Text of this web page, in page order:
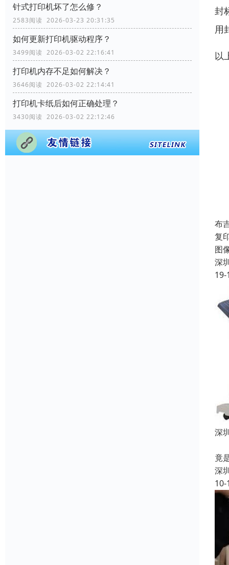
针式打印机坏了怎么修？
2583阅读 2026-03-23 20:31:35
如何更新打印机驱动程序？
3499阅读 2026-03-02 22:16:41
打印机内存不足如何解决？
3646阅读 2026-03-02 22:14:41
打印机卡纸后如何正确处理？
3430阅读 2026-03-02 22:12:46
封
用
以
布
复
图
深
19-
深
竟
深
10-